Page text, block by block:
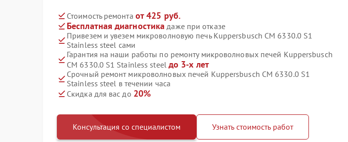
Стоимость ремонта от 425 руб.
Бесплатная диагностика даже при отказе
Привезем и увезем микроволновую печь Kuppersbusch CM 6330.0 S1
Stainless steel сами
Гарантия на наши работы по ремонту микроволновых печей Kuppersbusch
CM 6330.0 S1 Stainless steel до 3-х лет
Срочный ремонт микроволновых печей Kuppersbusch CM 6330.0 S1
Stainless steel в течении часа
Скидка для вас до 20%
Консультация со специалистом Узнать стоимость работ